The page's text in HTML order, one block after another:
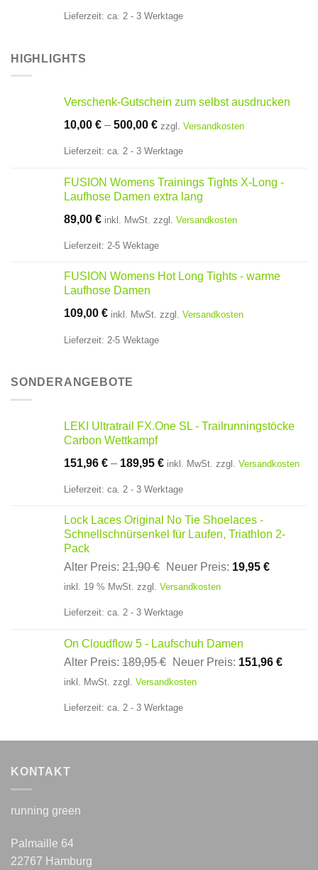
Lieferzeit: ca. 2 - 3 Werktage
HIGHLIGHTS
Verschenk-Gutschein zum selbst ausdrucken
10,00 € – 500,00 € zzgl. Versandkosten
Lieferzeit: ca. 2 - 3 Werktage
FUSION Womens Trainings Tights X-Long -
Laufhose Damen extra lang
89,00 € inkl. MwSt. zzgl. Versandkosten
Lieferzeit: 2-5 Wektage
FUSION Womens Hot Long Tights - warme
Laufhose Damen
109,00 € inkl. MwSt. zzgl. Versandkosten
Lieferzeit: 2-5 Wektage
SONDERANGEBOTE
LEKI Ultratrail FX.One SL - Trailrunningstöcke
Carbon Wettkampf
151,96 € – 189,95 € inkl. MwSt. zzgl. Versandkosten
Lieferzeit: ca. 2 - 3 Werktage
Lock Laces Original No Tie Shoelaces -
Schnellschnürsenkel für Laufen, Triathlon 2-
Pack
Alter Preis: 21,90€ Ursprünglicher
Preis
21,90 €
Neuer Preis: 19,95 €Aktueller
inkl. 19 % MwSt. zzgl. Versandkosten
Lieferzeit: ca. 2 - 3 Werktage
On Cloudflow 5 - Laufschuh Damen
Alter Preis: 189,95€ Ursprünglicher
Preis
189,95 €
Neuer Preis: 151,96 €
inkl. MwSt. zzgl. Versandkosten
Lieferzeit: ca. 2 - 3 Werktage
KONTAKT
running green
Palmaille 64
22767 Hamburg